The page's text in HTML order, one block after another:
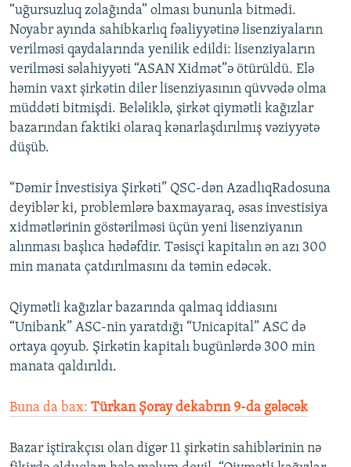
“uğursuzluq zolağında” olması bununla bitmədi.
Noyabr ayında sahibkarlıq fəaliyyətinə lisenziyaların
verilməsi qaydalarında yenilik edildi: lisenziyaların
verilməsi səlahiyyəti “ASAN Xidmət”ə ötürüldü. Elə
həmin vaxt şirkətin diler lisenziyasının qüvvədə olma
müddəti bitmişdi. Beləliklə, şirkət qiymətli kağızlar
bazarından faktiki olaraq kənarlaşdırılmış vəziyyətə
düşüb.
“Dəmir İnvestisiya Şirkəti” QSC-dən AzadlıqRadosuna
deyiblər ki, problemlərə baxmayaraq, əsas investisiya
xidmətlərinin göstərilməsi üçün yeni lisenziyanın
alınması başlıca hədəfdir. Təsisçi kapitalın ən azı 300
min manata çatdırılmasını da təmin edəcək.
Qiymətli kağızlar bazarında qalmaq iddiasını
“Unibank” ASC-nin yaratdığı “Unicapital” ASC də
ortaya qoyub. Şirkətin kapitalı bugünlərdə 300 min
manata qaldırıldı.
Buna da bax: Türkan Şoray dekabrın 9-da gələcək
Bazar iştirakçısı olan digər 11 şirkətin sahiblərinin nə